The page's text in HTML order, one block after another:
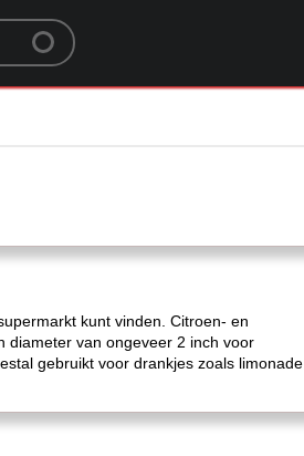
kunt vinden. Citroen- en
diameter van ongeveer 2 inch voor
gebruikt voor drankjes zoals limonade